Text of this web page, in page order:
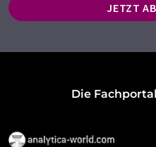
JETZT
Die